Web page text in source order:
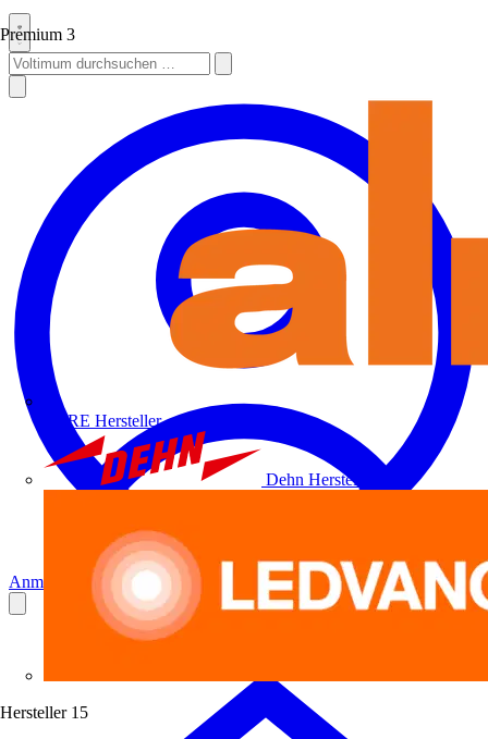
Premium 3
ALRE Hersteller
Dehn Hersteller
Hersteller 15
Anmelden Registrierung